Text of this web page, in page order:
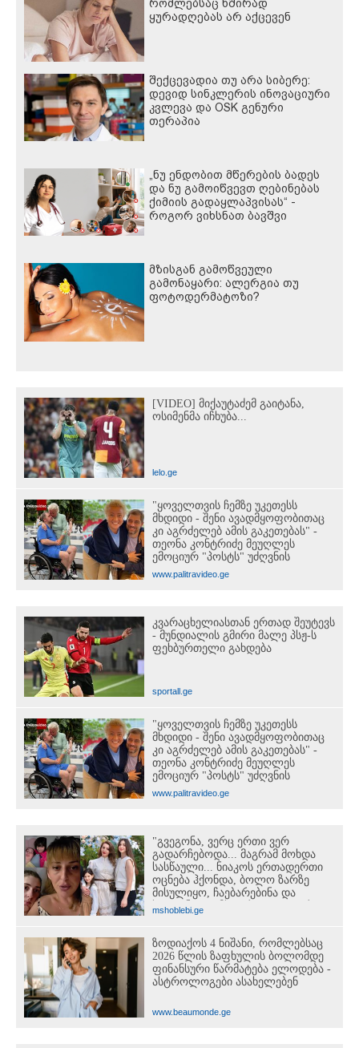
რომლებსაც ხშირად
ყურადღებას არ აქცევენ
შექცევადია თუ არა სიბერე:
დევიდ სინკლერის ინოვაციური
კვლევა და OSK გენური
თერაპია
„ნუ ენდობით მწერების ბადეს
და ნუ გამოიწვევთ ღებინებას
ქიმიის გადაყლაპვისას“ -
როგორ ვიხსნათ ბავშვი
მზისგან გამოწვეული
გამონაყარი: ალერგია თუ
ფოტოდერმატოზი?
[VIDEO] მიქაუტაძემ გაიტანა,
ოსიმენმა იჩხუბა...
lelo.ge
"ყოველთვის ჩემზე უკეთესს
მხდიდი - შენი ავადმყოფობითაც
კი აგრძელებ ამის გაკეთებას" -
თეონა კონტრიძე მეუღლეს
ემოციურ "პოსტს" უძღვნის
www.palitravideo.ge
კვარაცხელიასთან ერთად შეუტევს
- მუნდიალის გმირი მალე პსჟ-ს
ფეხბურთელი გახდება
sportall.ge
"ყოველთვის ჩემზე უკეთესს
მხდიდი - შენი ავადმყოფობითაც
კი აგრძელებ ამის გაკეთებას" -
თეონა კონტრიძე მეუღლეს
ემოციურ "პოსტს" უძღვნის
www.palitravideo.ge
"გვეგონა, ვერც ერთი ვერ
გადარჩებოდა... მაგრამ მოხდა
სასწაული... ნიაკოს ერთადერთი
ოცნება ჰქონდა, ბოლო ზარზე
მისულიყო, ჩაებარებინა და
სტუდენტი გამხდარიყო..." - ერთ
წამში შეცვლილი ცხოვრება და
იბრძვის
mshoblebi.ge
ზოდიაქოს 4 ნიშანი, რომლებსაც
2026 წლის ზაფხულის ბოლომდე
ფინანსური წარმატება ელოდება -
ასტროლოგები ასახელებენ
www.beaumonde.ge